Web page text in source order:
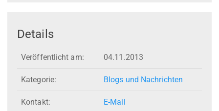
Details
Veröffentlicht am: 04.11.2013
Kategorie: Blogs und Nachrichten
Kontakt: E-Mail